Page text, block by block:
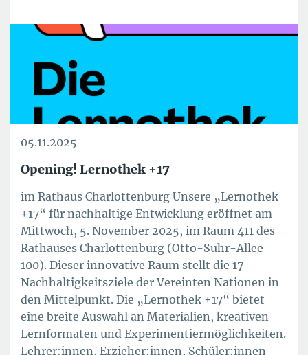
05.11.2025
Opening! Lernothek +17
im Rathaus Charlottenburg Unsere „Lernothek
+17“ für nachhaltige Entwicklung eröffnet am
Mittwoch, 5. November 2025, im Raum 411 des
Rathauses Charlottenburg (Otto-Suhr-Allee
100). Dieser innovative Raum stellt die 17
Nachhaltigkeitsziele der Vereinten Nationen in
den Mittelpunkt. Die „Lernothek +17“ bietet
eine breite Auswahl an Materialien, kreativen
Lernformaten und Experimentiermöglichkeiten.
Lehrer:innen, Erzieher:innen, Schüler:innen